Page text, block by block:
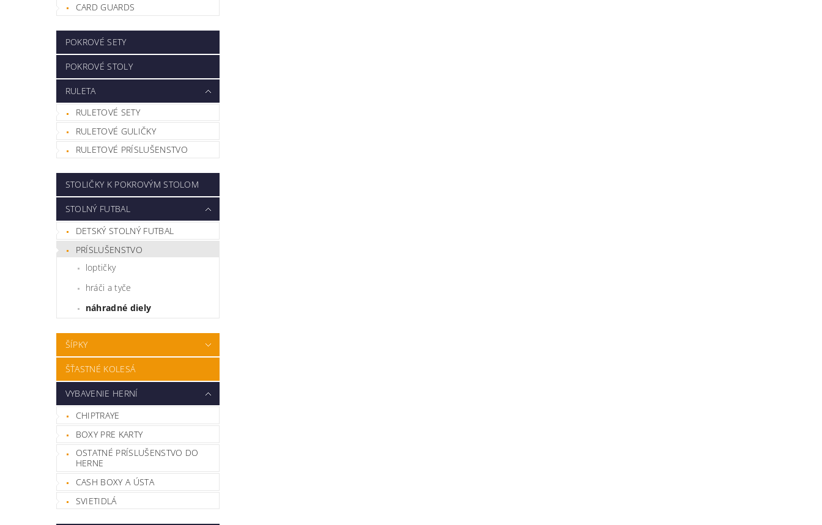
CARD GUARDS
POKROVÉ SETY
POKROVÉ STOLY
RULETA
RULETOVÉ SETY
RULETOVÉ GULIČKY
RULETOVÉ PRÍSLUŠENSTVO
STOLIČKY K POKROVÝM STOLOM
STOLNÝ FUTBAL
DETSKÝ STOLNÝ FUTBAL
PRÍSLUŠENSTVO
loptičky
hráči a tyče
náhradné diely
ŠÍPKY
ŠŤASTNÉ KOLESÁ
VYBAVENIE HERNÍ
CHIPTRAYE
BOXY PRE KARTY
OSTATNÉ PRÍSLUŠENSTVO DO
HERNE
CASH BOXY A ÚSTA
SVIETIDLÁ